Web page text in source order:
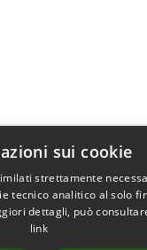
sui cookie
strettamente
tecnico analitico al solo
dettagli, può
link